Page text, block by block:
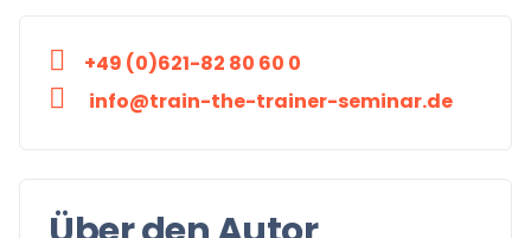
+49 (0)621-82 80 60 0
info@train-the-trainer-seminar.de